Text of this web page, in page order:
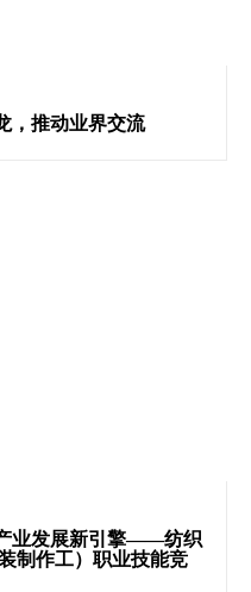
，推动业界交流
业发展新引擎——纺织
制作工）职业技能竞